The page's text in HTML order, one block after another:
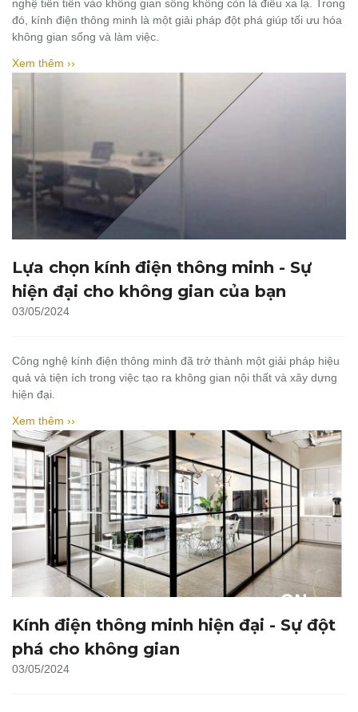
nghệ tiên tiến vào không gian sống không còn là điều xa lạ. Trong
đó, kính điện thông minh là một giải pháp đột phá giúp tối ưu hóa
không gian sống và làm việc.
Xem thêm ››
Lựa chọn kính điện thông minh - Sự
hiện đại cho không gian của bạn
03/05/2024
Công nghệ kính điện thông minh đã trở thành một giải pháp hiệu
quả và tiện ích trong việc tạo ra không gian nội thất và xây dựng
hiện đại.
Xem thêm ››
Kính điện thông minh hiện đại - Sự đột
phá cho không gian
03/05/2024